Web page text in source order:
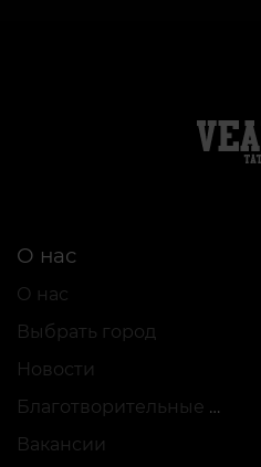
О нас
О нас
Выбрать город
Новости
Благотворительные проекты
Вакансии